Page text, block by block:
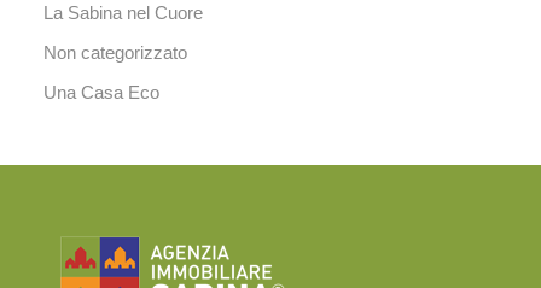
La Sabina nel Cuore
Non categorizzato
Una Casa Eco